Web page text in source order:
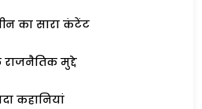
का सारा कंटेंट
मुद्दे
कहानियां